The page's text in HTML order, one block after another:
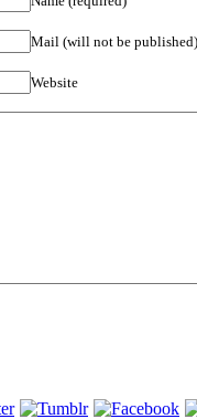
Mail (will not be
Website